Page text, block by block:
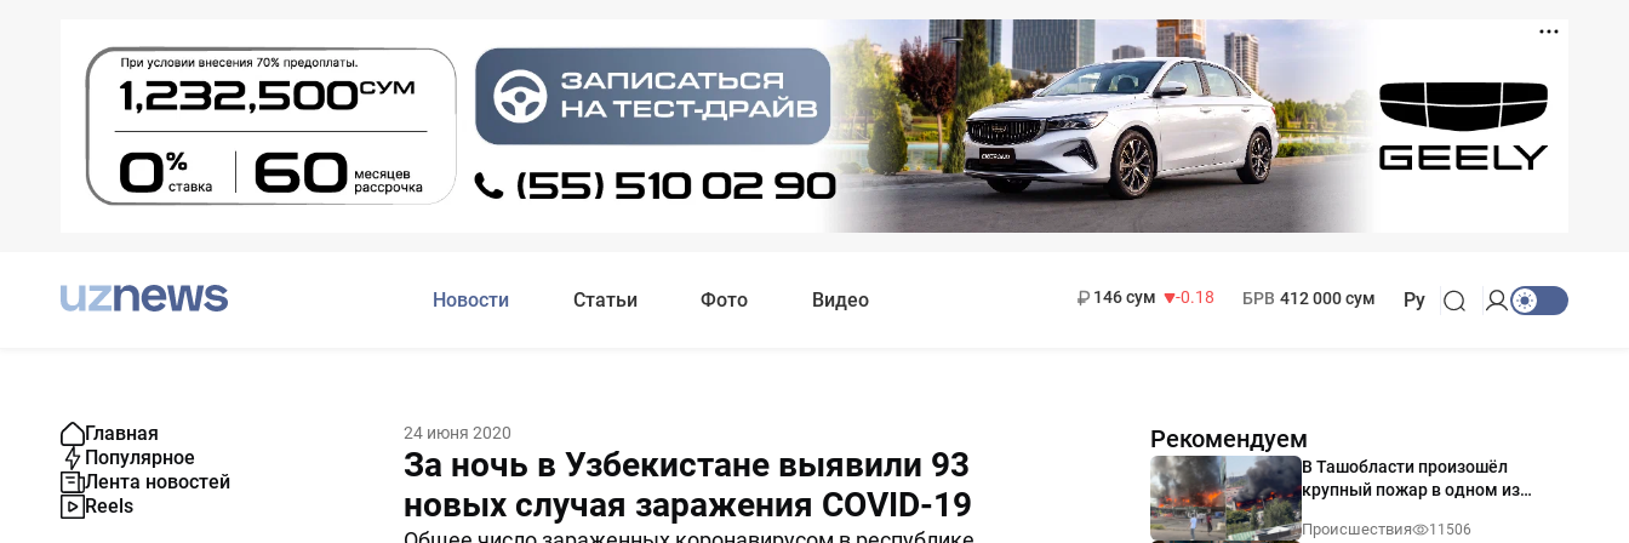
Новости Статьи Фото Видео
146 сум
-0.18
БРВ 412 000 сум Ру
Главная
Популярное
Лента новостей
Reels
24 июня 2020
За ночь в Узбекистане выявили 93
новых случая заражения COVID-19
Рекомендуем
В Ташобласти произошёл
крупный пожар в одном из
Происшествия 11506